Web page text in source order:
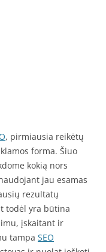
, pirmiausia reikėtų
forma. Šiuo
kokią nors
jau esamas
rezultatų
todėl yra būtina
įskaitant ir
tampa SEO